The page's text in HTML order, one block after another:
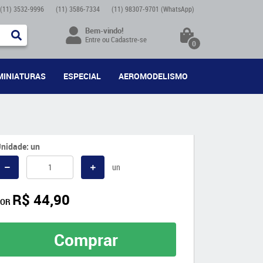
(11) 3532-9996 (11) 3586-7334 (11) 98307-9701 (WhatsApp)
Bem-vindo!
EntreouCadastre-se 0
ESPECIAL AEROMODELISMO
un
un
R$ 44,90
Comprar